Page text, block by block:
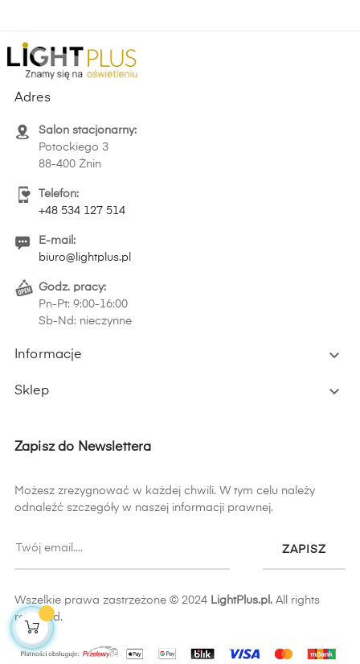
Adres
Salon stacjonarny:
Potockiego 3
88-400 Żnin
Telefon:
+48 534 127 514
E-mail:
biuro@lightplus.pl
Godz. pracy:
Pn-Pt: 9:00-16:00
Sb-Nd: nieczynne
Informacje 
Sklep 
Zapisz do Newslettera
Możesz zrezygnować w każdej chwili. W tym celu należy
odnaleźć szczegóły w naszej informacji prawnej.
ZAPISZ
Wszelkie prawa zastrzeżone © 2024 LightPlus.pl. All rights
reserved.